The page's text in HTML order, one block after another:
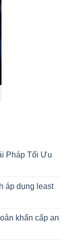
Pháp Tối Ưu
áp dụng least
khẩn cấp an